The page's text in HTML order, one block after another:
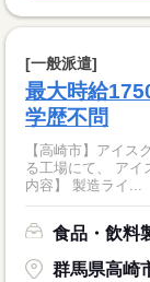
[一般派遣]
最大時給
学歴不問
【高崎市】アイス
る工場にて、 アイス
内容】 製造ライ...
食品・飲料
群馬県高崎